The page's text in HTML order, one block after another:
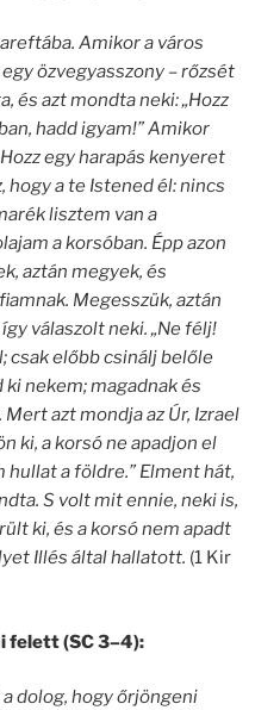
Amikor a város
özvegyasszony – rőzsét
és azt mondta neki: „Hozz
hadd igyam!” Amikor
egy harapás kenyeret
hogy a te Istened él: nincs
lisztem van a
a korsóban. Épp azon
aztán megyek, és
Megesszük, aztán
válaszolt neki. „Ne félj!
csak előbb csinálj belőle
nekem; magadnak és
azt mondja az Úr, Izrael
ki, a korsó ne apadjon el
hullat a földre.” Elment hát,
S volt mit ennie, neki is,
ki, és a korsó nem apadt
Illés által hallatott. (1 Kir
felett (SC 3–4):
dolog, hogy őrjöngeni